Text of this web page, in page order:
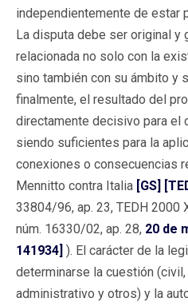
independientemente de estar
La disputa debe ser original y
relacionada no solo con la
sino también con su ámbito y
finalmente, el resultado del
directamente decisivo para el
siendo suficientes para la
conexiones o consecuencias
Mennitto contra Italia [GS]
33804/96, ap. 23, TEDH 2000
núm. 16330/02, ap. 28, 20 de
141934] ). El carácter de la
determinarse la cuestión
administrativo y otros) y la